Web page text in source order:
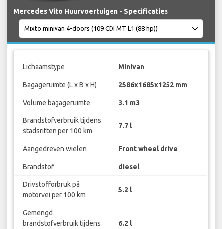
Mercedes Vito Huurvoertuigen - Specificaties
Lichaamstype Minivan
Bagageruimte (L x B x H) 2586x1685x1252 mm
Volume bagageruimte 3.1 m3
Brandstofverbruik tijdens
stadsritten per 100 km
7.7 l
Aangedreven wielen Front wheel drive
Brandstof diesel
Drivstofforbruk på
motorvei per 100 km
5.2 l
Gemengd
brandstofverbruik tijdens
6.2 l